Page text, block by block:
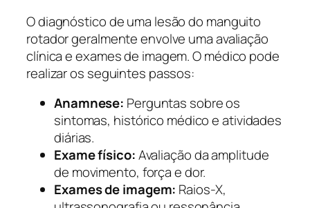
O diagnóstico de uma lesão do manguito
rotador geralmente envolve uma avaliação
clínica e exames de imagem. O médico pode
realizar os seguintes passos:
Anamnese: Perguntas sobre os
sintomas, histórico médico e atividades
diárias.
Exame físico:Avaliação da amplitude
de movimento, força e dor.
Exames de imagem: Raios-X,